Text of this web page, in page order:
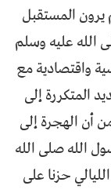
المستقبل
الله عليه وسلم
واقتصادية مع
المتكررة إلى
أن الهجرة إلى
الله صلى الله
حزنا على